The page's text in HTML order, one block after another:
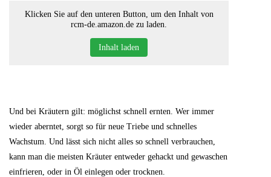
Klicken Sie auf den unteren Button, um den Inhalt von
rcm-de.amazon.de zu laden.
Inhalt laden
Und bei Kräutern gilt: möglichst schnell ernten. Wer immer
wieder aberntet, sorgt so für neue Triebe und schnelles
Wachstum. Und lässt sich nicht alles so schnell verbrauchen,
kann man die meisten Kräuter entweder gehackt und gewaschen
einfrieren, oder in Öl einlegen oder trocknen.